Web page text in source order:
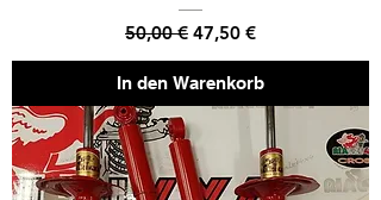
Standardpreis
50,00 € Sale-Preis
47,50 €
In den Warenkorb